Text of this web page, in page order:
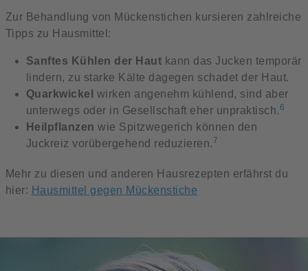
Zur Behandlung von Mückenstichen kursieren zahlreiche
Tipps zu Hausmittel:
Sanftes Kühlen der Haut kann das Jucken temporär
lindern, zu starke Kälte dagegen schadet der Haut.
Quarkwickel
wirken angenehm kühlend, sind aber
unterwegs oder in Gesellschaft eher unpraktisch.6
Heilpflanzen wie Spitzwegerich können den
Juckreiz vorübergehend reduzieren.7
Mehr zu diesen und anderen Hausrezepten erfährst du
hier: Hausmittel gegen Mückenstiche